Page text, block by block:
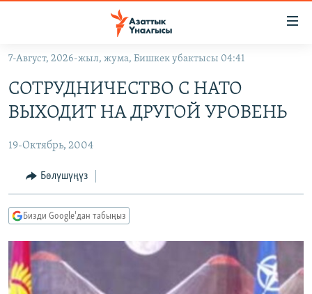
Навигацияга
өтүңүз
салыңыз
КЫРГЫЗСТАН
КЫРГЫЗСТАН
САЯСАТ
ЭКОНОМИКА
ДҮЙНӨ
БОРБОР АЗИЯ
УКРАИНА
АТАЙЫН ИЛИКТӨӨ
БҮГҮН АЗАТТЫКТА
ЭКСПЕРТТЕР ТАЛДАЙТ
БИЗ ЖАНА ДҮЙНӨ
ПОДКАСТ
ӨЗГӨЧӨ ПИКИР
Русский
7-Август, 2026-жыл, жума, Бишкек убактысы 04:41
СОТРУДНИЧЕСТВО С НАТО
ВЫХОДИТ НА ДРУГОЙ УРОВЕНЬ
19-Октябрь, 2004
Бөлүшүңүз
Бизди Google'дан табыңыз